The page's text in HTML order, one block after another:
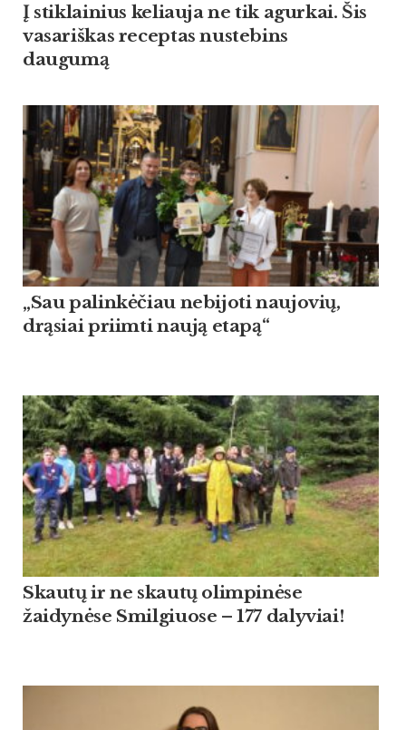
Į stiklainius keliauja ne tik agurkai. Šis
vasariškas receptas nustebins
daugumą
„Sau palinkėčiau nebijoti naujovių,
drąsiai priimti naują etapą“
Skautų ir ne skautų olimpinėse
žaidynėse Smilgiuose – 177 dalyviai!